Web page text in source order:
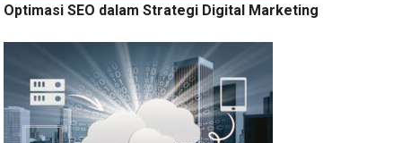
Optimasi SEO dalam Strategi Digital Marketing